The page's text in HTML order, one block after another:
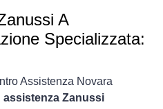
A
Specializzata:
Assistenza Novara
assistenza Zanussi